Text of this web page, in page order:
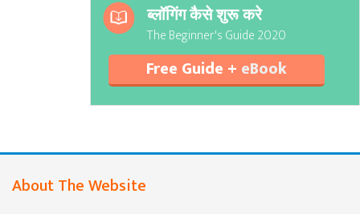
ब्लॉगिंग कैसे शुरू करे
The Beginner's Guide 2020
Free Guide + eBook
About The Website